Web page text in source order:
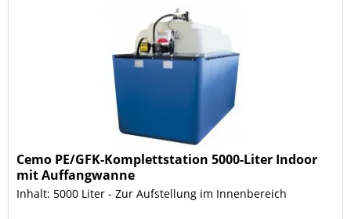
Cemo PE/GFK-Komplettstation 5000-Liter Indoor
mit Auffangwanne
Inhalt: 5000 Liter - Zur Aufstellung im Innenbereich